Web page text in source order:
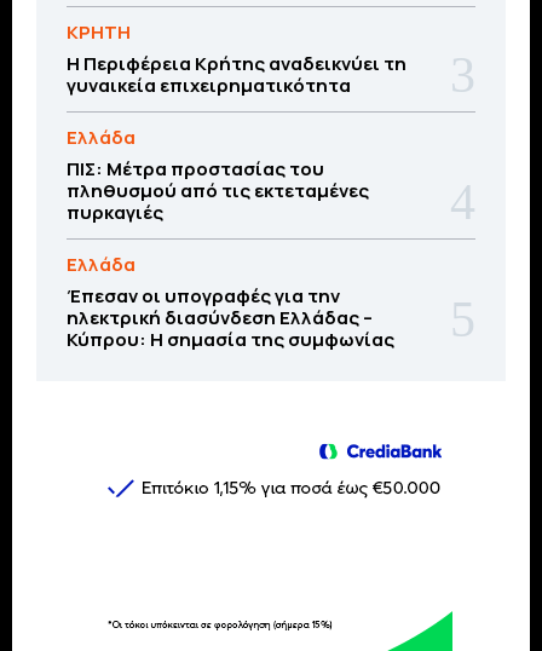
ΚΡΗΤΗ
Η Περιφέρεια Κρήτης αναδεικνύει τη
γυναικεία επιχειρηματικότητα
Ελλάδα
ΠΙΣ: Μέτρα προστασίας του
πληθυσμού από τις εκτεταμένες
πυρκαγιές
Ελλάδα
Έπεσαν οι υπογραφές για την
ηλεκτρική διασύνδεση Ελλάδας –
Κύπρου: H σημασία της συμφωνίας